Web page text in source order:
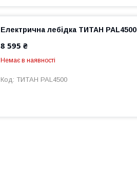
Електрична лебідка ТИТАН PAL4500
8 595 ₴
Немає в наявності
ТИТАН PAL4500